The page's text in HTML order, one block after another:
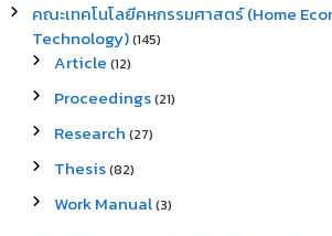
คณะเทคโนโลยีคหกรรมศาสตร์ (Home
Technology)(145)
Article (12)
Proceedings(21)
Research (27)
Thesis(82)
Work Manual(3)